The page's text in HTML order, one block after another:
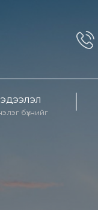
бүхнийг